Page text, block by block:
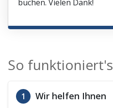
buchen. Vielen Dank!
So funktioniert's
1 Wir helfen Ihnen